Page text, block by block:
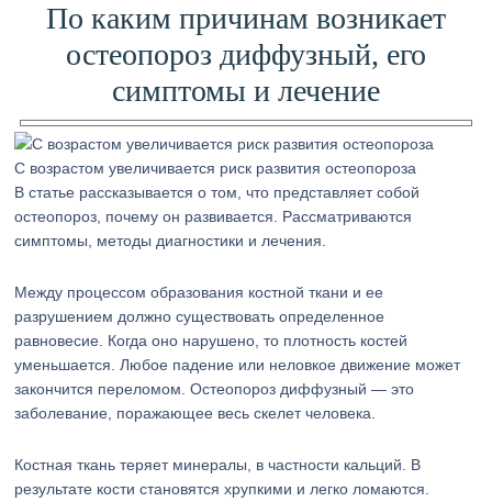
По каким причинам возникает
остеопороз диффузный, его
симптомы и лечение
С возрастом увеличивается риск развития остеопороза
В статье рассказывается о том, что представляет собой
остеопороз, почему он развивается. Рассматриваются
симптомы, методы диагностики и лечения.
Между процессом образования костной ткани и ее
разрушением должно существовать определенное
равновесие. Когда оно нарушено, то плотность костей
уменьшается. Любое падение или неловкое движение может
закончится переломом. Остеопороз диффузный — это
заболевание, поражающее весь скелет человека.
Костная ткань теряет минералы, в частности кальций. В
результате кости становятся хрупкими и легко ломаются.